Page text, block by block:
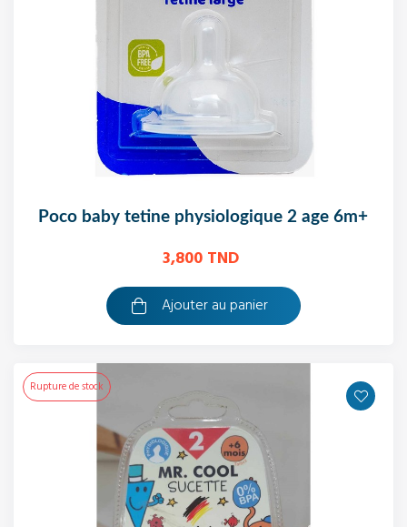
poco baby tetine physiologique 2 age 6m+
3,800 TND
Ajouter au panier
Rupture de stock